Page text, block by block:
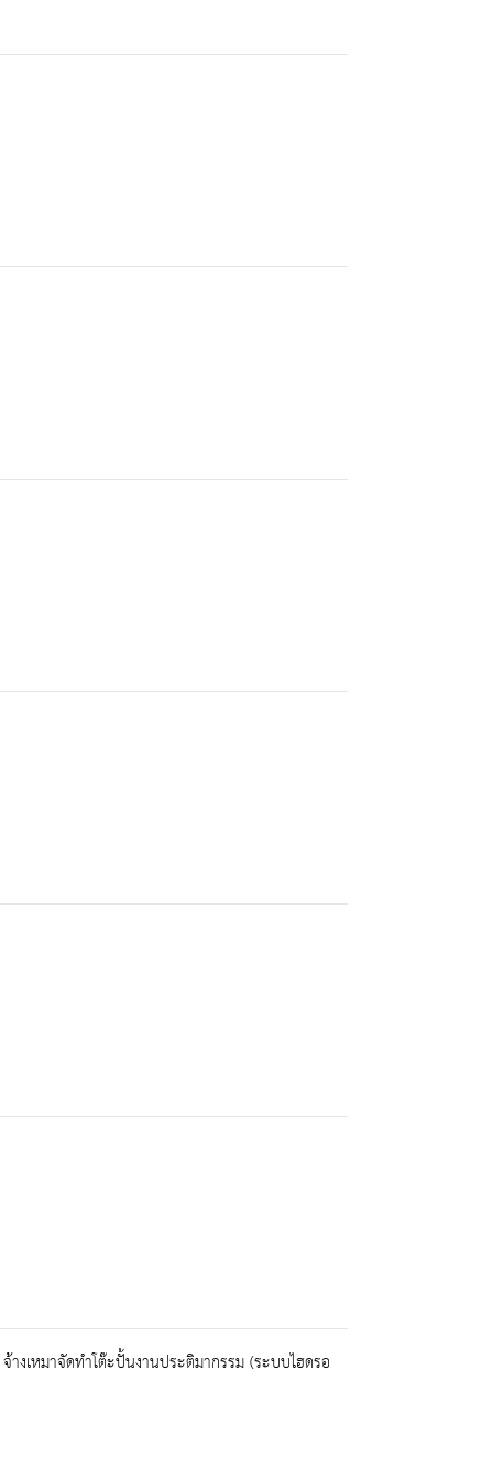
งเหมาจัดทำโต๊ะปั้นงานประติมากรรม (ระบบไฮดรอ